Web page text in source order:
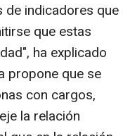
de indicadores que
que estas
ha explicado
propone que se
con cargos,
la relación